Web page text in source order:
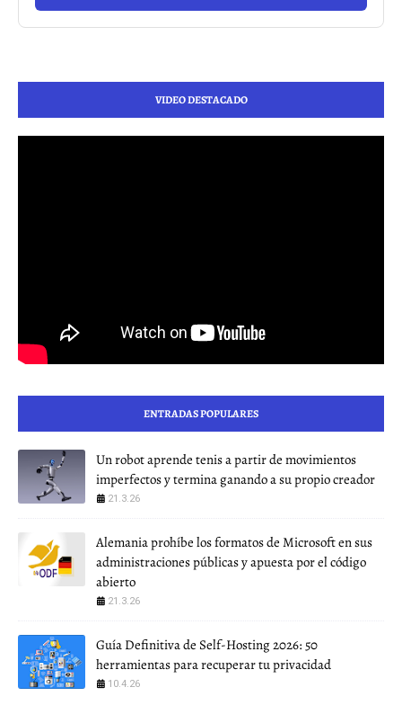
VIDEO DESTACADO
ENTRADAS POPULARES
Un robot aprende tenis a partir de movimientos
imperfectos y termina ganando a su propio creador
21.3.26
Alemania prohíbe los formatos de Microsoft en sus
administraciones públicas y apuesta por el código
abierto
21.3.26
Guía Definitiva de Self-Hosting 2026: 50
herramientas para recuperar tu privacidad
10.4.26